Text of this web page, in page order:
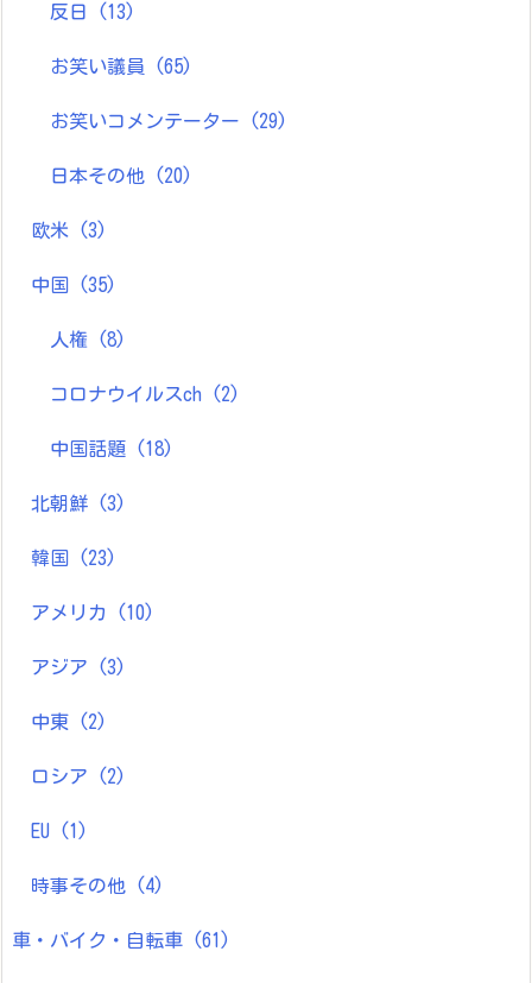
反日 (13)
お笑い議員 (65)
お笑いコメンテーター (29)
日本その他 (20)
欧米 (3)
中国 (35)
人権 (8)
コロナウイルスch (2)
中国話題 (18)
北朝鮮 (3)
韓国 (23)
アメリカ (10)
アジア (3)
中東 (2)
ロシア (2)
EU (1)
時事その他 (4)
車・バイク・自転車 (61)